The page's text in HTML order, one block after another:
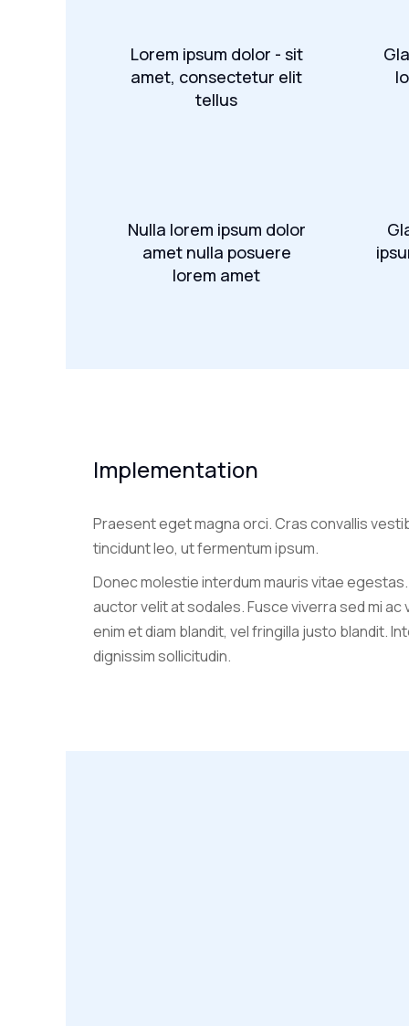
Lorem ipsum dolor - sit
amet, consectetur elit
tellus
Nulla lorem ipsum dolor
amet nulla posuere
lorem amet
Implementation
Praesent eget magna orci. Cras convallis
tincidunt leo, ut fermentum ipsum.
Donec molestie interdum mauris vitae
auctor velit at sodales. Fusce viverra sed mi ac
enim et diam blandit, vel fringilla justo blandit.
dignissim sollicitudin.